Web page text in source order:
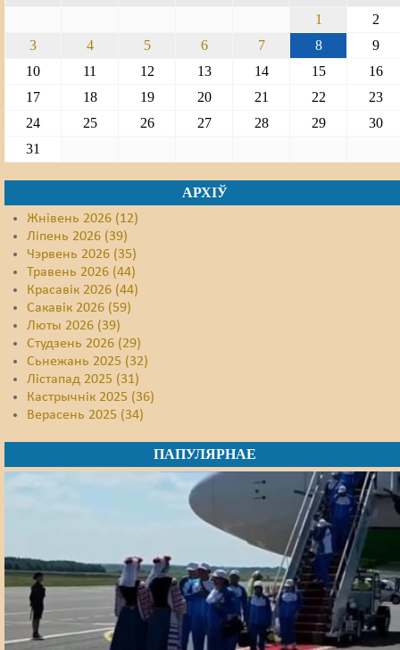
1
2
3
4 5 6 7 8
9
10
11 12 13 14 15
16
17
18 19 20 21 22
23
24
25 26 27 28 29
30
31
АРХІЎ
Жнівень 2026 (12)
Ліпень 2026 (39)
Чэрвень 2026 (35)
Травень 2026 (44)
Красавік 2026 (44)
Сакавік 2026 (59)
Люты 2026 (39)
Студзень 2026 (29)
Сьнежань 2025 (32)
Лістапад 2025 (31)
Кастрычнік 2025 (36)
Верасень 2025 (34)
ПАПУЛЯРНАЕ